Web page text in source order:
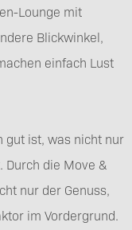
Lounge mit
Blickwinkel,
einfach Lust
gut ist, was nicht nur
die Move &
nur der Genuss,
im Vordergrund.